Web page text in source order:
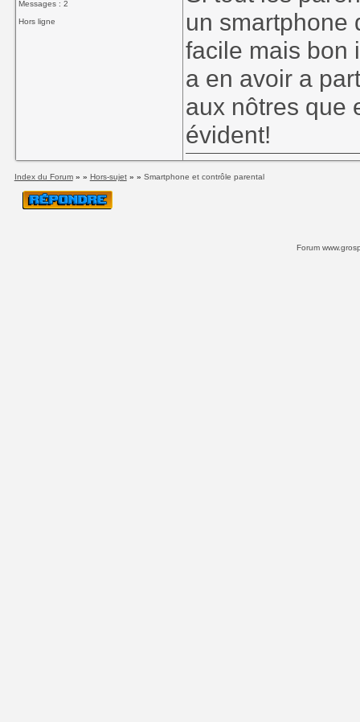
Messages : 2
Hors ligne
un smartphone
facile mais bon
a en avoir a
aux nôtres que
évident!
Index du Forum» » Hors-sujet» » Smartphone et contrôle parental
Forum